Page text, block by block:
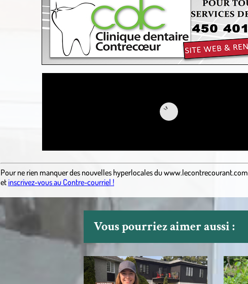
Pour ne rien manquer des nouvelles hyperlocalesduwww.lecontrecourant.com
etinscrivez-vous au Contre-courriel !
Vous pourriez aimer aussi :